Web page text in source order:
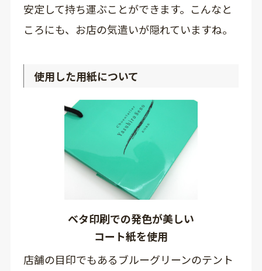
安定して持ち運ぶことができます。こんなと
ころにも、お店の気遣いが隠れていますね。
使用した用紙について
ベタ印刷での発色が美しい
コート紙を使用
店舗の目印でもあるブルーグリーンのテント